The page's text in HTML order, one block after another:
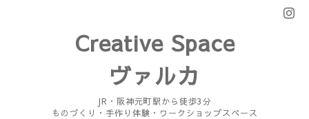
Creative Space
ヴァルカ
JR・阪神元町駅から徒歩3分
ものづくり・手作り体験・ワークショップスペース